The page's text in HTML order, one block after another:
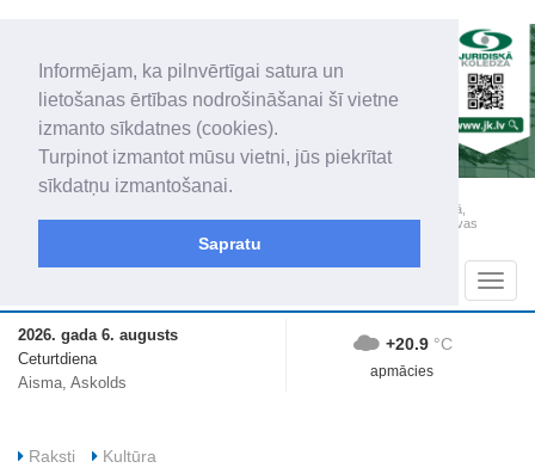
Informējam, ka pilnvērtīgai satura un
lietošanas ērtības nodrošināšanai šī vietne
izmanto sīkdatnes (cookies).
Turpinot izmantot mūsu vietni, jūs piekrītat
sīkdatņu izmantošanai.
Sapratu
„Latgales Laiks” iznāk latviešu un krievu valodās visā Dienvidlatgalē un Sēlijā,
„Latgales Laiks” latviešu valodā aptver Daugavpils valstspilsētu, Augšdaugavas
novadu un apkārtējos novadus un pilsētas.
2026. gada 6. augusts
Ceturtdiena
Aisma, Askolds
+20.9 °C
apmācies
Raksti Kultūra